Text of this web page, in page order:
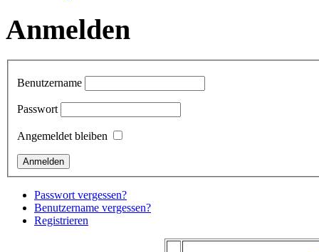
Anmelden
Benutzername
Passwort
Angemeldet bleiben
Passwort vergessen?
Benutzername vergessen?
Registrieren